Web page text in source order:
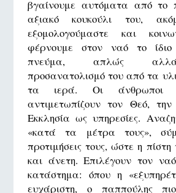
βγαίνουμε αυτόματα από το
αξιακό κουκούλι του,
εξομολογούμαστε και
φέρνουμε στον ναό το ίδιο
πνεύμα, απλώς
προσανατολισμό του από τα
τα ιερά. Οι άνθρωποι
αντιμετωπίζουν τον Θεό,
Εκκλησία ως υπηρεσίες.
«κατά τα μέτρα τους»,
προτιμήσεις τους, ώστε η πίστη
και άνετη. Επιλέγουν τον
κατάστημα: όπου η
ευχάριστη, ο παππούλης